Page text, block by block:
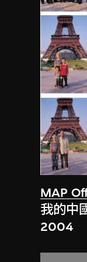
MAP
我的中
2004